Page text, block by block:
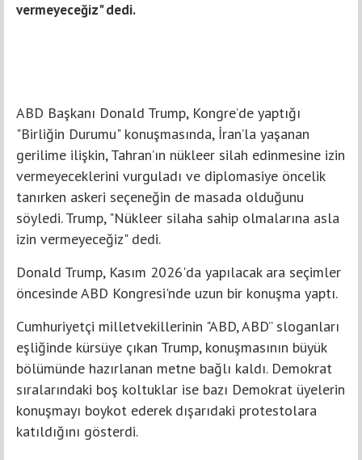
vermeyeceğiz" dedi.
ABD Başkanı Donald Trump, Kongre’de yaptığı
"Birliğin Durumu" konuşmasında, İran’la yaşanan
gerilime ilişkin, Tahran’ın nükleer silah edinmesine izin
vermeyeceklerini vurguladı ve diplomasiye öncelik
tanırken askeri seçeneğin de masada olduğunu
söyledi. Trump, "Nükleer silaha sahip olmalarına asla
izin vermeyeceğiz" dedi.
Donald Trump, Kasım 2026'da yapılacak ara seçimler
öncesinde ABD Kongresi'nde uzun bir konuşma yaptı.
Cumhuriyetçi milletvekillerinin "ABD, ABD” sloganları
eşliğinde kürsüye çıkan Trump, konuşmasının büyük
bölümünde hazırlanan metne bağlı kaldı. Demokrat
sıralarındaki boş koltuklar ise bazı Demokrat üyelerin
konuşmayı boykot ederek dışarıdaki protestolara
katıldığını gösterdi.